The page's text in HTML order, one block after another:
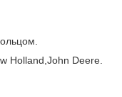
Holland,John Deere.